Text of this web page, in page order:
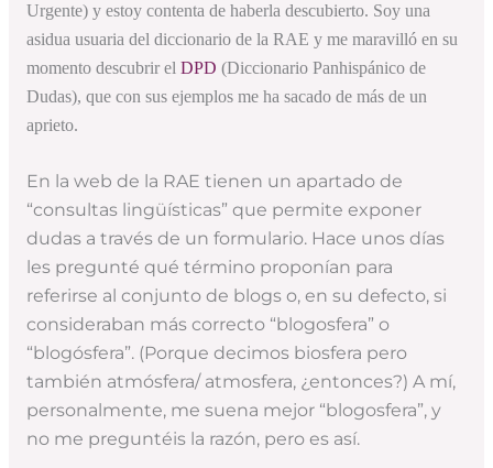
Urgente) y estoy contenta de haberla descubierto. Soy una
asidua usuaria del diccionario de la RAE y me maravilló en su
momento descubrir el DPD (Diccionario Panhispánico de
Dudas), que con sus ejemplos me ha sacado de más de un
aprieto.
En la web de la RAE tienen un apartado de
“consultas lingüísticas” que permite exponer
dudas a través de un formulario. Hace unos días
les pregunté qué término proponían para
referirse al conjunto de blogs o, en su defecto, si
consideraban más correcto “blogosfera” o
“blogósfera”. (Porque decimos biosfera pero
también atmósfera/ atmosfera, ¿entonces?) A mí,
personalmente, me suena mejor “blogosfera”, y
no me preguntéis la razón, pero es así.